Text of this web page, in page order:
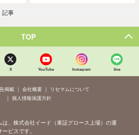
記事
TOP
X YouTube Instagram line
掲載 会社概要
リセマムについて
個人情報保護方針
は、株式会社イード（東証グロース上場）の運
ビスです。